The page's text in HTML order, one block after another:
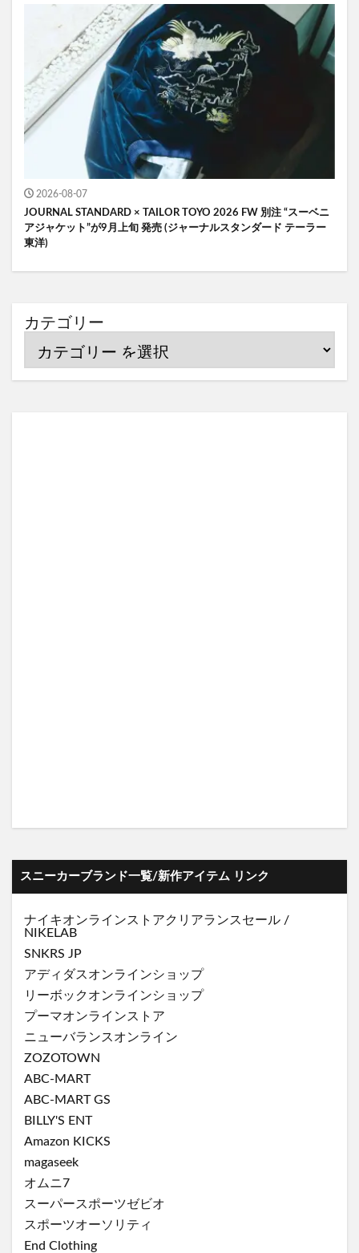
2026-08-07
JOURNAL STANDARD × TAILOR TOYO 2026 FW 別注 “スーベニ
アジャケット”が9月上旬 発売 (ジャーナルスタンダード テーラー
東洋)
カテゴリー
スニーカーブランド一覧/新作アイテム リンク
ナイキオンラインストアクリアランスセール /
NIKELAB
SNKRS JP
アディダスオンラインショップ
リーボックオンラインショップ
プーマオンラインストア
ニューバランスオンライン
ZOZOTOWN
ABC-MART
ABC-MART GS
BILLY'S ENT
Amazon KICKS
magaseek
オムニ7
スーパースポーツゼビオ
スポーツオーソリティ
End Clothing